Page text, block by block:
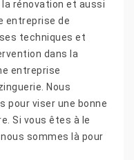
la rénovation et aussi
entreprise de
techniques et
dans la
entreprise
Nous
pour viser une bonne
Si vous êtes à le
sommes là pour